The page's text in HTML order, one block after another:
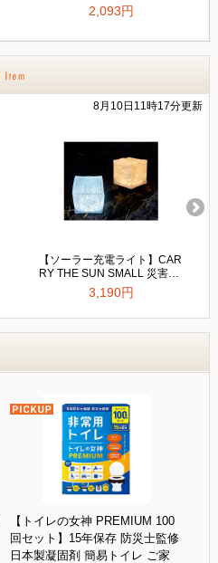
【トイレの女神 PREMIUM 100
回セット】15年保存 防災士監修
日本製凝固剤 簡易トイレ ご家